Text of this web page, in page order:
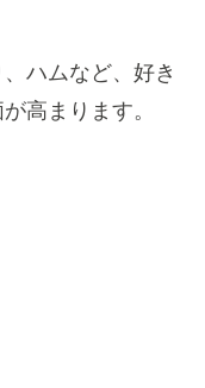
ハムなど、好き
高まります。